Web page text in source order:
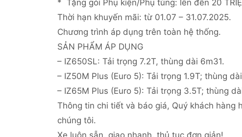
* Tặng gói Phụ kiện/Phụ tùng: lên đến 20
Thời hạn khuyến mãi: từ 01.07 – 31.07.2025.
Chương trình áp dụng trên toàn hệ thống.
SẢN PHẨM ÁP DỤNG
– IZ650SL: Tải trọng 7.2T, thùng dài 6m31.
– IZ50M Plus (Euro 5): Tải trọng 1.9T; thùng
– IZ65M Plus (Euro 5): Tải trọng 3.5T; thùng
Thông tin chi tiết và báo giá, Quý khách
chúng tôi.
Xe luôn sẵn, giao nhanh, thủ tục đơn giản!